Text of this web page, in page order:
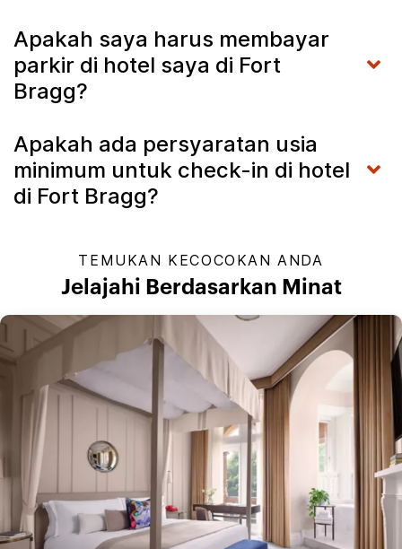
Apakah saya harus membayar
parkir di hotel saya di Fort
Bragg?
Apakah ada persyaratan usia
minimum untuk check-in di hotel
di Fort Bragg?
TEMUKAN KECOCOKAN ANDA
Jelajahi Berdasarkan Minat